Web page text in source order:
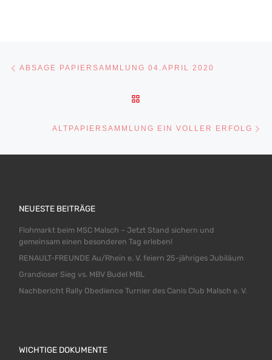
ABSAGE PAPIERSAMMLUNG 04.APRIL 2020
ALTPAPIERSAMMLUNG EIN VOLLER ERFOLG
NEUESTE BEITRÄGE
Flohmarkt beim MSC Malsch – Jetzt Stand sichern und
gemeinsam einen besonderen Tag erleben!
RENAULT-FREUNDE Au/Rhein e. V. feiern 25-jähriges Jubiläum
Grandioser Sieg vs. MBV Budel MBL
Nachbericht Rally Obedience Turnier des Canis Club Malsch e. V.
WICHTIGE DOKUMENTE